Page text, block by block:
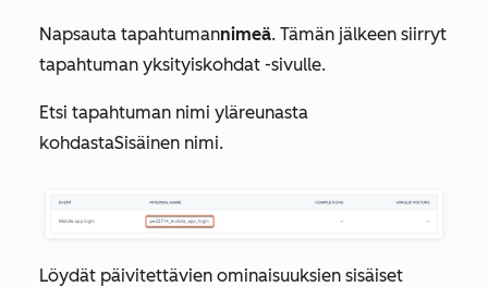
Napsauta tapahtumannimeä. Tämän jälkeen siirryt
tapahtuman yksityiskohdat -sivulle.
Etsi tapahtuman nimi yläreunasta
kohdastaSisäinen nimi.
Löydät päivitettävien ominaisuuksien sisäiset